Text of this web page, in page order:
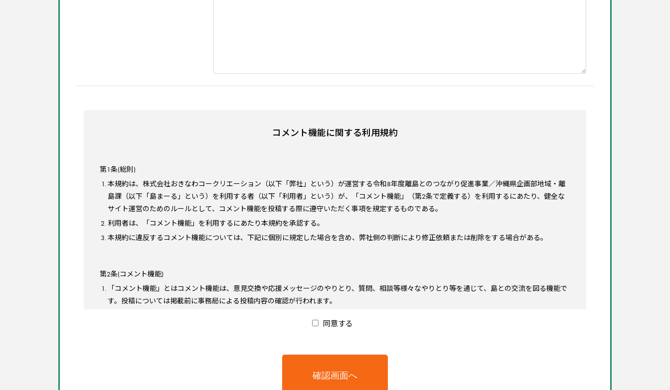
コメント機能に関する利用規約
第1条(総則)
本規約は、株式会社おきなわコークリエーション（以下「弊社」という）が運営する令和8年度離島とのつながり促進事業／沖縄県企画部地域・離
島課（以下「島まーる」という）を利用する者（以下「利用者」という）が、「コメント機能」（第2条で定義する）を利用するにあたり、健全な
サイト運営のためのルールとして、コメント機能を投稿する際に遵守いただく事項を規定するものである。
利用者は、「コメント機能」を利用するにあたり本規約を承認する。
本規約に違反するコメント機能については、下記に個別に規定した場合を含め、弊社側の判断により修正依頼または削除をする場合がある。
第2条(コメント機能)
「コメント機能」とはコメント機能は、意見交換や応援メッセージのやりとり、質問、相談等様々なやりとり等を通じて、島との交流を図る機能で
す。投稿については掲載前に事務局による投稿内容の確認が行われます。
「コメント機能」の投稿内容として以下は修正・削除対象になる場合がある。
同意する